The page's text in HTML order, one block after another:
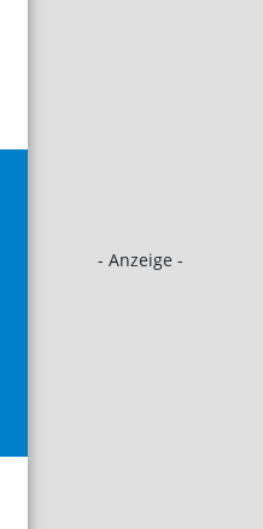
- Anzeige -